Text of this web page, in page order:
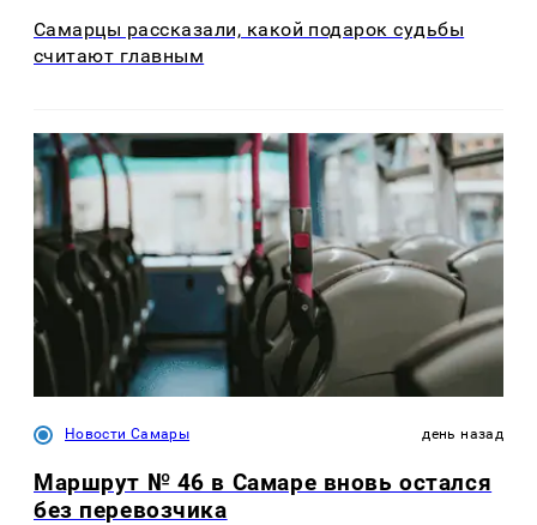
Самарцы рассказали, какой подарок судьбы
считают главным
Новости Самары день назад
Маршрут № 46 в Самаре вновь остался
без перевозчика